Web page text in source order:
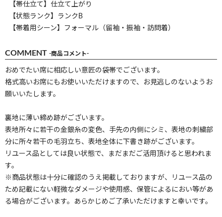
【帯仕立て】仕立て上がり
【状態ランク】ランクB
【帯着用シーン】フォーマル（留袖・振袖・訪問着）
COMMENT -商品コメント-
おめでたい席に相応しい意匠の袋帯でございます。
格式高いお席にもお使いいただけますので、お見逃しのないようお
願いいたします。
裏地に薄い締め跡がございます。
表地所々に若干の金銀糸の変色、手先の内側にシミ、表地の刺繍部
分に所々若干の毛羽立ち、表地全体に下書き跡がございます。
リユース品としては良い状態で、まだまだご活用頂けると思われま
す。
※商品状態は十分に確認のうえ掲載しておりますが、リユース品の
ため記載にない軽微なダメージや使用感、保管によるにおい等があ
る場合がございます。あらかじめご了承いただけますと幸いです。